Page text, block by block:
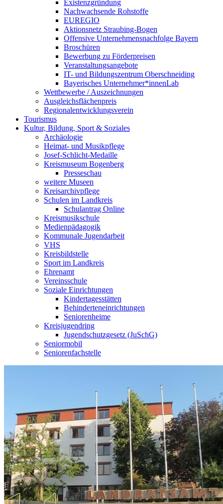
Existenzgründung
Nachwachsende Rohstoffe
EUREGIO
Aktionsnetz Straubing-Bogen
Offensive Unternehmensnachfolge Bayern
Broschüren
Bewerbung zu Förderpreisen
Veranstaltungsangebote
IT- und Bildungszentrum Oberschneiding
Bayerisches Unternehmer*innenLab
Wettbewerbe / Auszeichnungen
Ausgleichsflächenpreis
Regionalentwicklungsverein
Tourismus
Kultur, Bildung, Sport & Soziales
Archäologie
Heimat- und Musikpflege
Josef-Schlicht-Medaille
Kreismuseum Bogenberg
Presseschau
weitere Museen
Kreisarchivpflege
Schulen im Landkreis
Schulantrag Online
Kreismusikschule
Medienpädagogik
Kommunale Jugendarbeit
VHS
Kreisbildstelle
Sport im Landkreis
Ehrenamt
Vereinsschule
Soziale Einrichtungen
Kindertagesstätten
Behinderteneinrichtungen
Seniorenheime
Kreisjugendring
Jugendschutzgesetz (JuSchG)
Seniormobil
Seniorenfachstelle